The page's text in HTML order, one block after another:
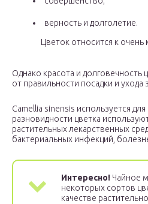
верность и долголетие.
Цветок относится к
Однако красота и долговечность
от правильности посадки и ухода
Camellia sinensis используется
разновидности цветка
растительных лекарственных
бактериальных инфекций,
Интересно! Чайное
некоторых сортов
качестве